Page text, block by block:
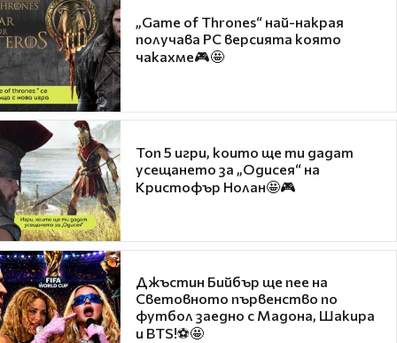
„Game of Thrones“ най-накрая
получава PC версията която
чакахме🎮🤩
Топ 5 игри, които ще ти дадат
усещането за „Одисея“ на
Кристофър Нолан🤩🎮
Джъстин Бийбър ще пее на
Световното първенство по
футбол заедно с Мадона, Шакира
и BTS!⚽🤩